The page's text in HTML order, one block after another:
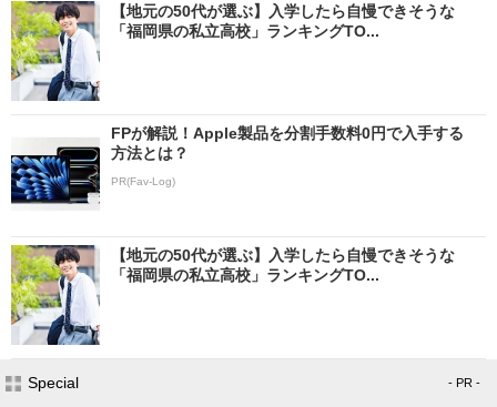
【地元の50代が選ぶ】入学したら自慢できそうな
「福岡県の私立高校」ランキングTO...
FPが解説！Apple製品を分割手数料0円で入手する
方法とは？
PR(Fav-Log)
【地元の50代が選ぶ】入学したら自慢できそうな
「福岡県の私立高校」ランキングTO...
Special - PR -